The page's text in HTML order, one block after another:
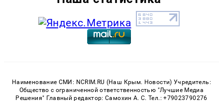
Наименование СМИ: NCRIM.RU (Наш Крым. Новости) Учредитель:
Общество с ограниченной ответственностью "Лучшие Медиа
Решения" Главный редактор: Самохин А. С. Тел.: +79023790276